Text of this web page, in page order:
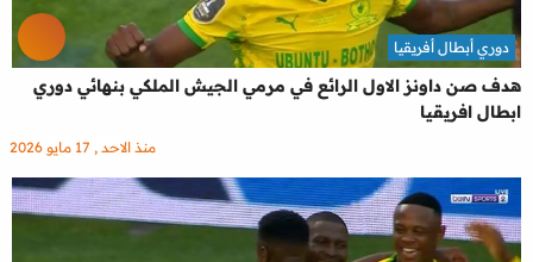
هدف صن داونز الاول الرائع في مرمي الجيش الملكي بنهائي دوري
ابطال افريقيا
دوري أبطال أفريقيا
منذ الاحد , 17 مايو 2026